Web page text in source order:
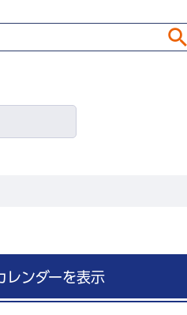
レンダーを表示